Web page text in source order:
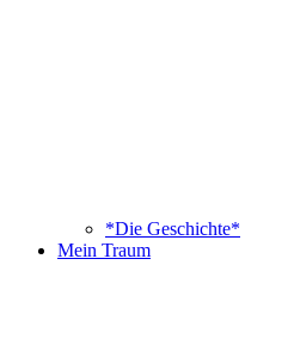
*Die Geschichte*
Mein Traum